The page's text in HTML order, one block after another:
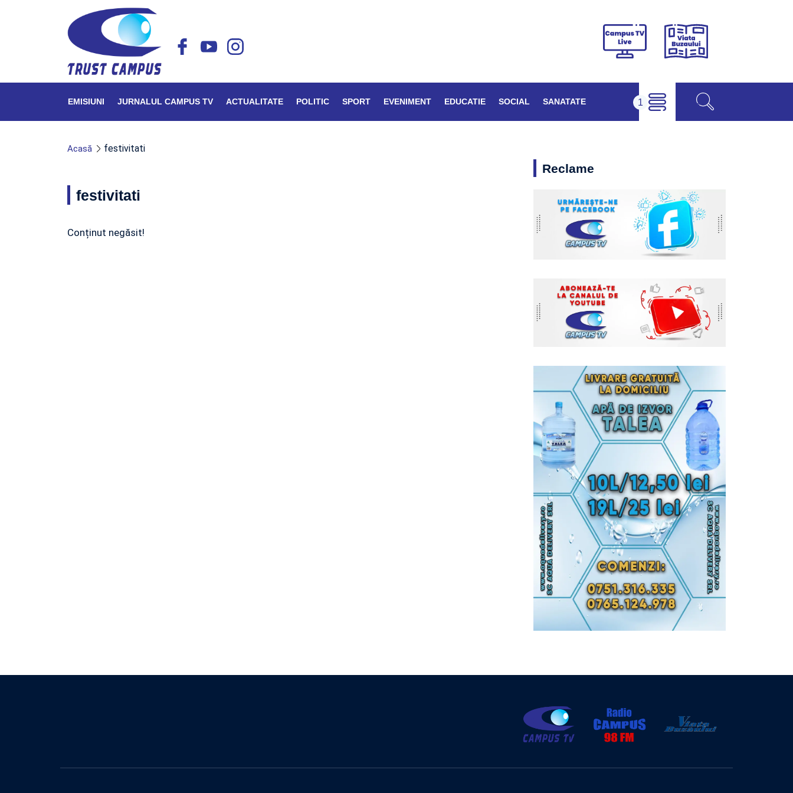
Campus
Viața
EMISIUNI JURNALUL CAMPUS TV ACTUALITATE POLITIC SPORT EVENIMENT EDUCATIE SOCIAL SANATATE
Acasă festivitati
festivitati
Conținut negăsit!
Reclame